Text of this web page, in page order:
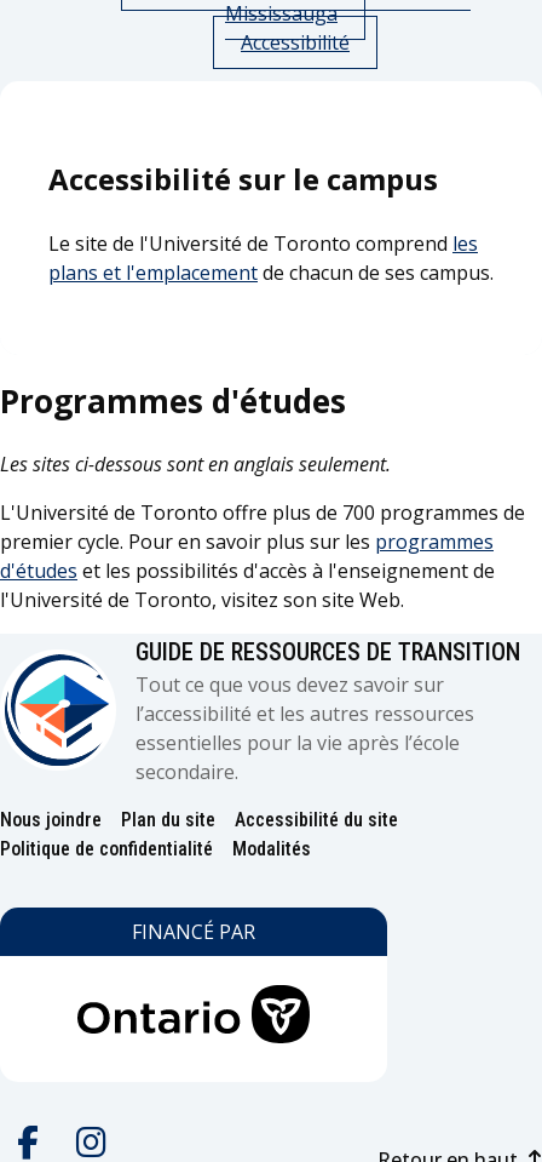
Mississauga
Accessibilité
Accessibilité sur le campus
Le site de l'Université de Toronto comprend les
plans et l'emplacementde chacun de ses campus.
Programmes d'études
Les sites ci-dessous sont en anglais seulement.
L'Université de Toronto offre plus de 700 programmes de
premier cycle. Pour en savoir plus sur les programmes
d'études et les possibilités d'accès à l'enseignement de
l'Université de Toronto, visitez son site Web.
GUIDE DE RESSOURCES DE TRANSITION
Tout ce que vous devez savoir sur
l’accessibilité et les autres ressources
essentielles pour la vie après l’école
secondaire.
FINANCÉ PAR
Footer
Nous joindre Plan du site
Accessibilité du site
Politique de confidentialité
Modalités